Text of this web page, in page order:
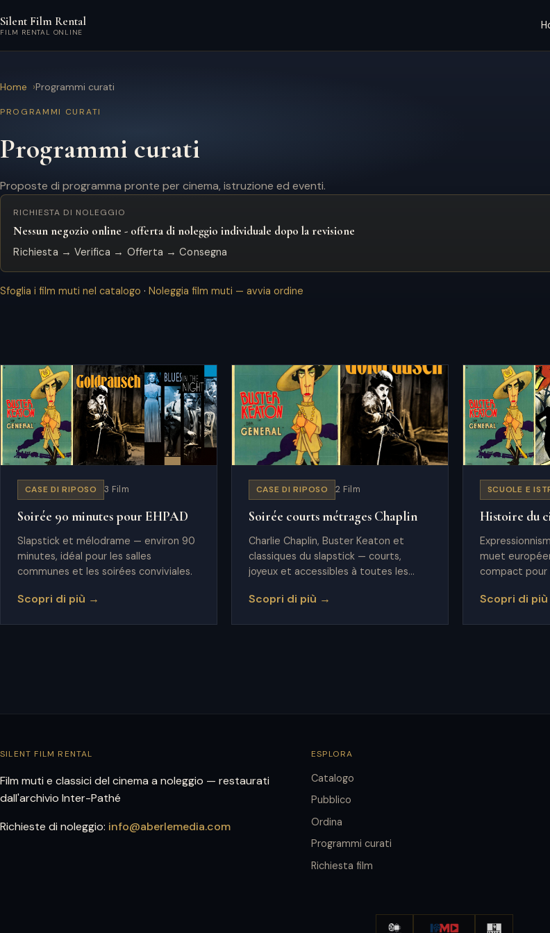
Silent Film Rental
FILM RENTAL ONLINE
Home Programmi curati
PROGRAMMI CURATI
Programmi curati
Proposte di programma pronte per cinema, istruzione ed eventi.
RICHIESTA DI NOLEGGIO
Nessun negozio online - offerta di noleggio individuale dopo la revisione
Richiesta → Verifica → Offerta → Consegna
Sfoglia i film muti nel catalogo · Noleggia film muti — avvia ordine
CASE DI RIPOSO 3 Film
Soirée 90 minutes pour EHPAD
Slapstick et mélodrame — environ 90
minutes, idéal pour les salles
communes et les soirées conviviales.
Scopri di più →
CASE DI RIPOSO 2 Film
Soirée courts métrages Chaplin
Charlie Chaplin, Buster Keaton et
classiques du slapstick — courts,
joyeux et accessibles à toutes les
Scopri di più →
SCUOLE E
Histoire du
muet
compact pour
Scopri di
SILENT FILM RENTAL
Film muti e classici del cinema a noleggio — restaurati
dall'archivio Inter-Pathé
Richieste di noleggio: info@aberlemedia.com
ESPLORA
Catalogo
Pubblico
Ordina
Programmi curati
Richiesta film